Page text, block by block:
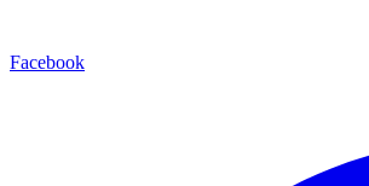
Facebook